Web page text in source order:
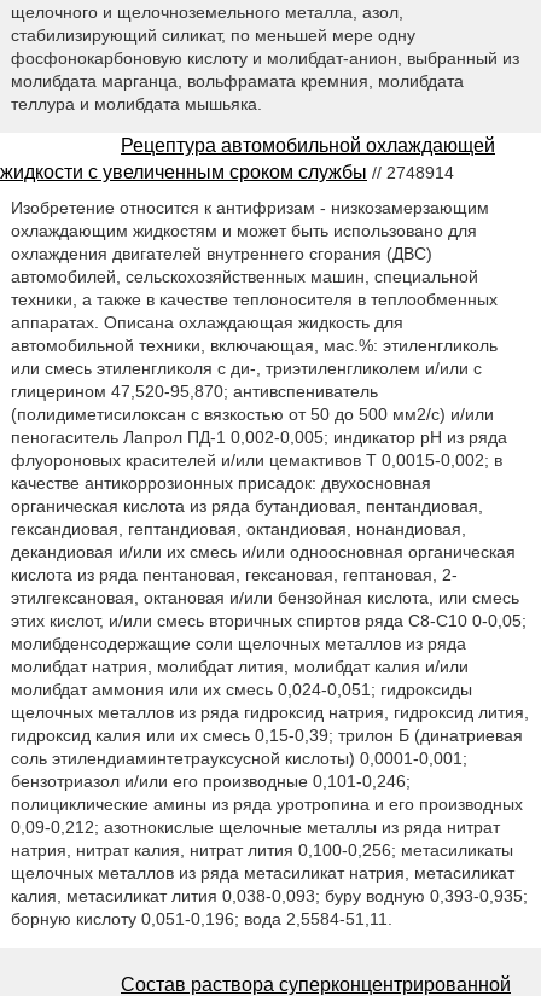
щелочного и щелочноземельного металла, азол,
стабилизирующий силикат, по меньшей мере одну
фосфонокарбоновую кислоту и молибдат-анион, выбранный из
молибдата марганца, вольфрамата кремния, молибдата
теллура и молибдата мышьяка.
Рецептура автомобильной охлаждающей
жидкости с увеличенным сроком службы // 2748914
Изобретение относится к антифризам - низкозамерзающим
охлаждающим жидкостям и может быть использовано для
охлаждения двигателей внутреннего сгорания (ДВС)
автомобилей, сельскохозяйственных машин, специальной
техники, а также в качестве теплоносителя в теплообменных
аппаратах. Описана охлаждающая жидкость для
автомобильной техники, включающая, мас.%: этиленгликоль
или смесь этиленгликоля с ди-, триэтиленгликолем и/или с
глицерином 47,520-95,870; антивспениватель
(полидиметисилоксан с вязкостью от 50 до 500 мм2/с) и/или
пеногаситель Лапрол ПД-1 0,002-0,005; индикатор рН из ряда
флуороновых красителей и/или цемактивов Τ 0,0015-0,002; в
качестве антикоррозионных присадок: двухосновная
органическая кислота из ряда бутандиовая, пентандиовая,
гександиовая, гептандиовая, октандиовая, нонандиовая,
декандиовая и/или их смесь и/или одноосновная органическая
кислота из ряда пентановая, гексановая, гептановая, 2-
этилгексановая, октановая и/или бензойная кислота, или смесь
этих кислот, и/или смесь вторичных спиртов ряда С8-С10 0-0,05;
молибденсодержащие соли щелочных металлов из ряда
молибдат натрия, молибдат лития, молибдат калия и/или
молибдат аммония или их смесь 0,024-0,051; гидроксиды
щелочных металлов из ряда гидроксид натрия, гидроксид лития,
гидроксид калия или их смесь 0,15-0,39; трилон Б (динатриевая
соль этилендиаминтетрауксусной кислоты) 0,0001-0,001;
бензотриазол и/или его производные 0,101-0,246;
полициклические амины из ряда уротропина и его производных
0,09-0,212; азотнокислые щелочные металлы из ряда нитрат
натрия, нитрат калия, нитрат лития 0,100-0,256; метасиликаты
щелочных металлов из ряда метасиликат натрия, метасиликат
калия, метасиликат лития 0,038-0,093; буру водную 0,393-0,935;
борную кислоту 0,051-0,196; вода 2,5584-51,11.
Состав раствора суперконцентрированной